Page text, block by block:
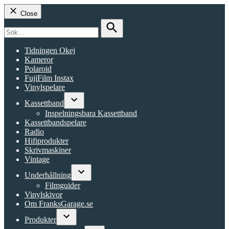
Close
for:
Search
Tidningen Okej
Kameror
Polaroid
FujiFilm Instax
Vinylspelare
Kassettband
Open
dropdown
menu
Inspelningsbara Kassettband
Kassettbandspelare
Radio
Hifiprodukter
Skrivmaskiner
Vintage
Underhållning
Open
Filmguider
Vinylskivor
Om FranksGarage.se
Produkter
Open